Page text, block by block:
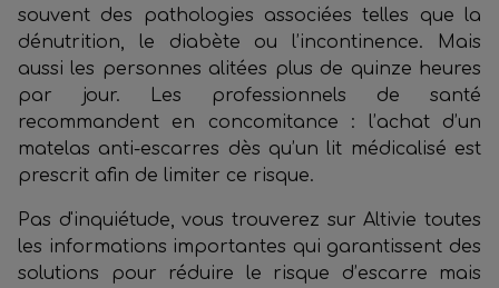
souvent des pathologies associées telles que la
dénutrition, le diabète ou l’incontinence. Mais
aussi les personnes alitées plus de quinze heures
par jour. Les professionnels de santé
recommandent en concomitance : l’achat d’un
matelas anti-escarres dès qu’un lit médicalisé est
prescrit afin de limiter ce risque.
Pas d'inquiétude, vous trouverez sur Altivie toutes
les informations importantes qui garantissent des
solutions pour réduire le risque d’escarre mais